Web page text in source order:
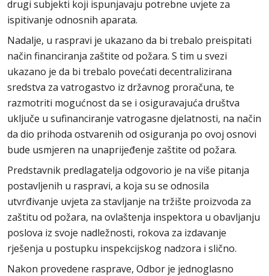
drugi subjekti koji ispunjavaju potrebne uvjete za
ispitivanje odnosnih aparata.
Nadalje, u raspravi je ukazano da bi trebalo preispitati
način financiranja zaštite od požara. S tim u svezi
ukazano je da bi trebalo povećati decentralizirana
sredstva za vatrogastvo iz državnog proračuna, te
razmotriti mogućnost da se i osiguravajuća društva
uključe u sufinanciranje vatrogasne djelatnosti, na način
da dio prihoda ostvarenih od osiguranja po ovoj osnovi
bude usmjeren na unaprijeđenje zaštite od požara.
Predstavnik predlagatelja odgovorio je na više pitanja
postavljenih u raspravi, a koja su se odnosila
utvrđivanje uvjeta za stavljanje na tržište proizvoda za
zaštitu od požara, na ovlaštenja inspektora u obavljanju
poslova iz svoje nadležnosti, rokova za izdavanje
rješenja u postupku inspekcijskog nadzora i slično.
Nakon provedene rasprave, Odbor je jednoglasno